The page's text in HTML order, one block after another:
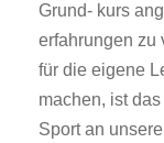
Grund- kurs
erfahrungen zu
für die eigene
machen, ist
Sport an